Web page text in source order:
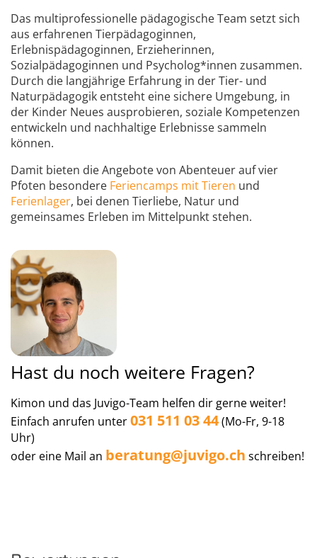
Das multiprofessionelle pädagogische Team setzt sich
aus erfahrenen Tierpädagoginnen,
Erlebnispädagoginnen, Erzieherinnen,
Sozialpädagoginnen und Psycholog*innen zusammen.
Durch die langjährige Erfahrung in der Tier- und
Naturpädagogik entsteht eine sichere Umgebung, in
der Kinder Neues ausprobieren, soziale Kompetenzen
entwickeln und nachhaltige Erlebnisse sammeln
können.
Damit bieten die Angebote von Abenteuer auf vier
Pfoten besondere Feriencamps mit Tieren und
Ferienlager, bei denen Tierliebe, Natur und
gemeinsames Erleben im Mittelpunkt stehen.
Hast du noch weitere Fragen?
Kimon und das Juvigo-Team helfen dir gerne weiter!
Einfach anrufen unter031 511 03 44(Mo-Fr, 9-18
Uhr)
oder eine Mail an beratung@juvigo.ch schreiben!